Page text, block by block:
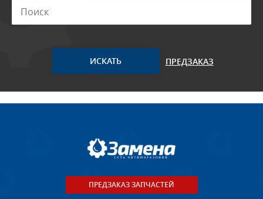
ПРЕДЗАКАЗ
ПРЕДЗАКАЗ ЗАПЧАСТЕЙ